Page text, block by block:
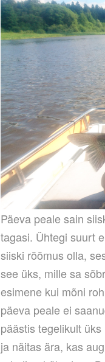
Päeva peale sain
tagasi. Ühtegi suurt
siiski rõõmus olla,
see üks, mille sa
esimene kui mõni
päeva peale ei
päästis tegelikult
ja näitas ära, kas